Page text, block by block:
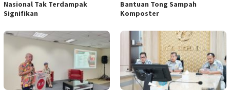
Nasional Tak Terdampak
Signifikan
Bantuan Tong Sampah
Komposter